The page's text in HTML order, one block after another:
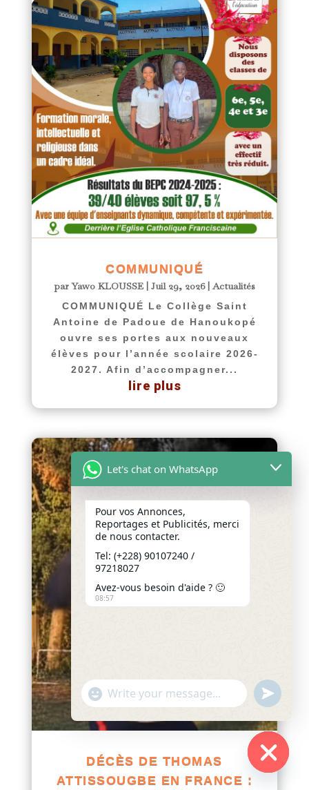
COMMUNIQUÉ
parYawo KLOUSSE| Juil 29, 2026|Actualités
COMMUNIQUÉ Le Collège Saint
Antoine de Padoue de Hanoukopé
ouvre ses portes aux nouveaux
élèves pour l’année scolaire 2026-
2027. Afin d’accompagner...
lire plus
DÉCÈS DE THOMAS
ATTISSOUGBE EN FRANCE :
Let's chat on WhatsApp
Pour vos Annonces,
Reportages et Publicités, merci
de nous contacter.
Tel: (+228) 90107240 /
97218027
Avez-vous besoin d'aide ? 🙂
08:57
"+chaty_settings.lang.emoji_picker+"
WhatsApp
undefined